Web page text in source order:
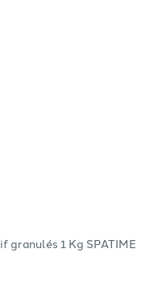
granulés 1 Kg SPATIME